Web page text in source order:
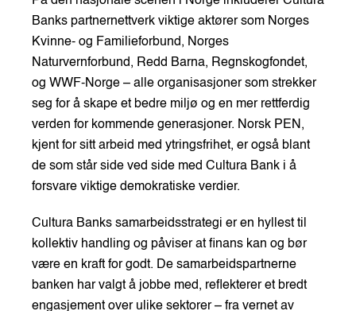
Banks partnernettverk viktige aktører som Norges
Kvinne- og Familieforbund, Norges
Naturvernforbund, Redd Barna, Regnskogfondet,
og WWF-Norge – alle organisasjoner som strekker
seg for å skape et bedre miljø og en mer rettferdig
verden for kommende generasjoner. Norsk PEN,
kjent for sitt arbeid med ytringsfrihet, er også blant
de som står side ved side med Cultura Bank i å
forsvare viktige demokratiske verdier.
Cultura Banks samarbeidsstrategi er en hyllest til
kollektiv handling og påviser at finans kan og bør
være en kraft for godt. De samarbeidspartnerne
banken har valgt å jobbe med, reflekterer et bredt
engasjement over ulike sektorer – fra vernet av